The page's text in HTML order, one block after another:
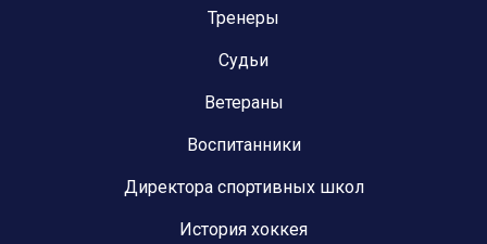
Тренеры
Судьи
Ветераны
Воспитанники
Директора спортивных школ
История хоккея